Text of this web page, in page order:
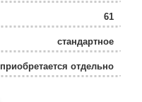
предусмотрена
61
стандартное
приобретается отдельно